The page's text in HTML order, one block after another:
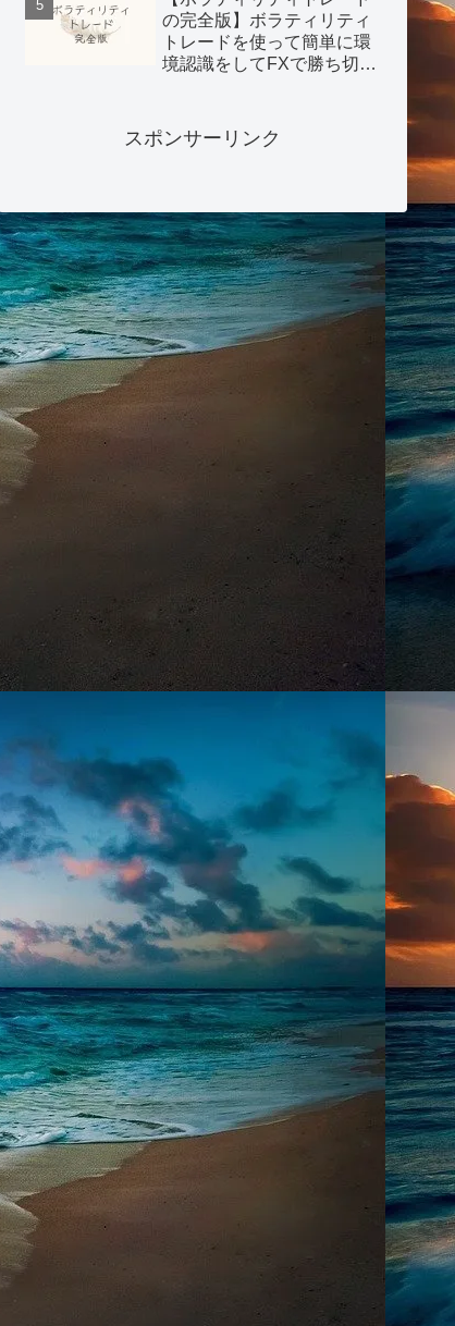
の完全版】ボラティリティ
トレードを使って簡単に環
境認識をしてFXで勝ち切る
スポンサーリンク